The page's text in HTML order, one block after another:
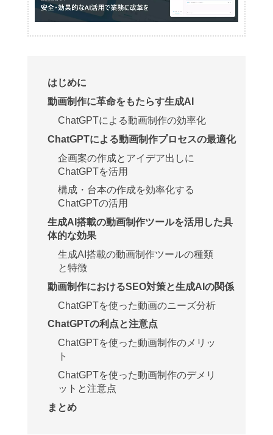
はじめに
動画制作に革命をもたらす生成AI
ChatGPTによる動画制作の効率化
ChatGPTによる動画制作プロセスの最適化
企画案の作成とアイデア出しに
ChatGPTを活用
構成・台本の作成を効率化する
ChatGPTの活用
生成AI搭載の動画制作ツールを活用した具
体的な効果
生成AI搭載の動画制作ツールの種類
と特徴
動画制作におけるSEO対策と生成AIの関係
ChatGPTを使った動画のニーズ分析
ChatGPTの利点と注意点
ChatGPTを使った動画制作のメリッ
ト
ChatGPTを使った動画制作のデメリ
ットと注意点
まとめ